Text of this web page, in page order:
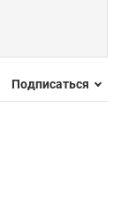
Подписаться